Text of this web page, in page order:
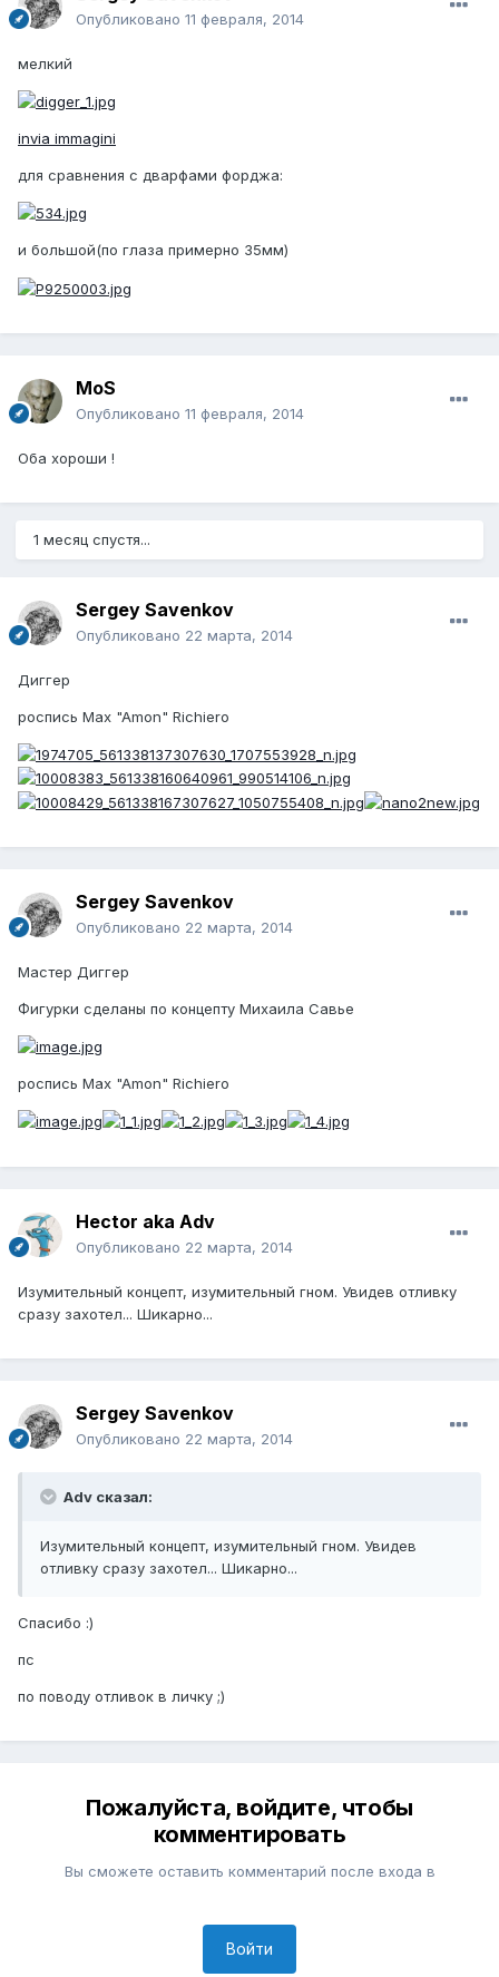
Опубликовано 11 февраля, 2014
мелкий
invia immagini
для сравнения с дварфами форджа:
и большой(по глаза примерно 35мм)
MoS
Опубликовано 11 февраля, 2014
Оба хороши !
1 месяц спустя...
Sergey Savenkov
Опубликовано 22 марта, 2014
Диггер
роспись Max "Amon" Richiero
Sergey Savenkov
Опубликовано 22 марта, 2014
Мастер Диггер
Фигурки сделаны по концепту Михаила Савье
роспись Max "Amon" Richiero
Hector aka Adv
Опубликовано 22 марта, 2014
Изумительный концепт, изумительный гном. Увидев отливку
сразу захотел... Шикарно...
Sergey Savenkov
Опубликовано 22 марта, 2014
Adv сказал:
Изумительный концепт, изумительный гном. Увидев
отливку сразу захотел... Шикарно...
Спасибо :)
пс
по поводу отливок в личку ;)
Пожалуйста, войдите, чтобы
комментировать
Вы сможете оставить комментарий после входа в
Войти